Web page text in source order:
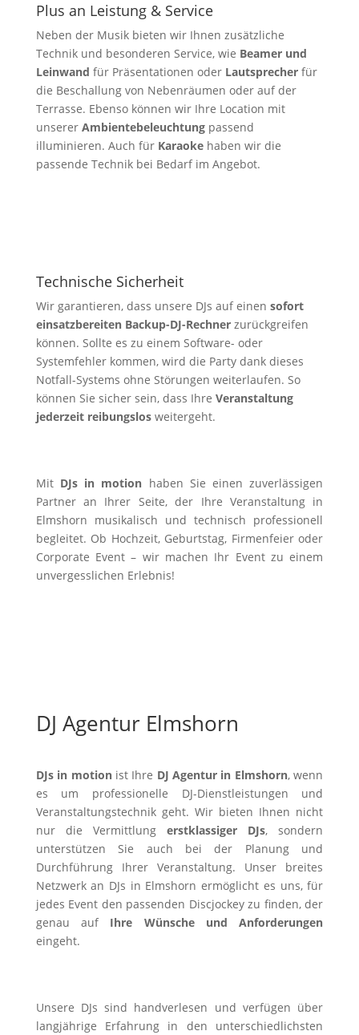
Plus an Leistung & Service
Neben der Musik bieten wir Ihnen zusätzliche
Technik und besonderen Service, wie Beamer und
Leinwand für Präsentationen oder Lautsprecherfür
die Beschallung von Nebenräumen oder auf der
Terrasse. Ebenso können wir Ihre Location mit
unserer Ambientebeleuchtungpassend
illuminieren. Auch für Karaokehaben wir die
passende Technik bei Bedarf im Angebot.
Technische Sicherheit
Wir garantieren, dass unsere DJs auf einen sofort
einsatzbereiten Backup-DJ-Rechnerzurückgreifen
können. Sollte es zu einem Software- oder
Systemfehler kommen, wird die Party dank dieses
Notfall-Systems ohne Störungen weiterlaufen. So
können Sie sicher sein, dass Ihre Veranstaltung
jederzeit reibungslosweitergeht.
Mit DJs in motion haben Sie einen zuverlässigen
Partner an Ihrer Seite, der Ihre Veranstaltung in
Elmshorn musikalisch und technisch professionell
begleitet. Ob Hochzeit, Geburtstag, Firmenfeier oder
Corporate Event – wir machen Ihr Event zu einem
unvergesslichen Erlebnis!
DJ Agentur Elmshorn
DJs in motionist Ihre DJ Agentur in Elmshorn, wenn
es um professionelle DJ-Dienstleistungen und
Veranstaltungstechnik geht. Wir bieten Ihnen nicht
nur die Vermittlungerstklassiger DJs, sondern
unterstützen Sie auch bei der Planung und
Durchführung Ihrer Veranstaltung. Unser breites
Netzwerk an DJs in Elmshorn ermöglicht es uns, für
jedes Event den passenden Discjockey zu finden, der
genau auf Ihre Wünsche und Anforderungen
eingeht.
Unsere DJs sind handverlesen und verfügen über
langjährige Erfahrung in den unterschiedlichsten